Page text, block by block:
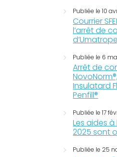
Publiée le 10
Courrier
l’arrêt de
Publiée le 6
Arrêt de
Insulatard
Penfill®
Publiée le 17
Les aides à
2025 sont
Publiée le 25